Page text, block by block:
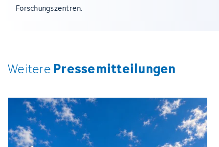
Forschungszentren.
Weitere Pressemitteilungen